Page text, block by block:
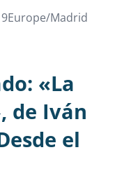
Madrid
«La
de Iván
el